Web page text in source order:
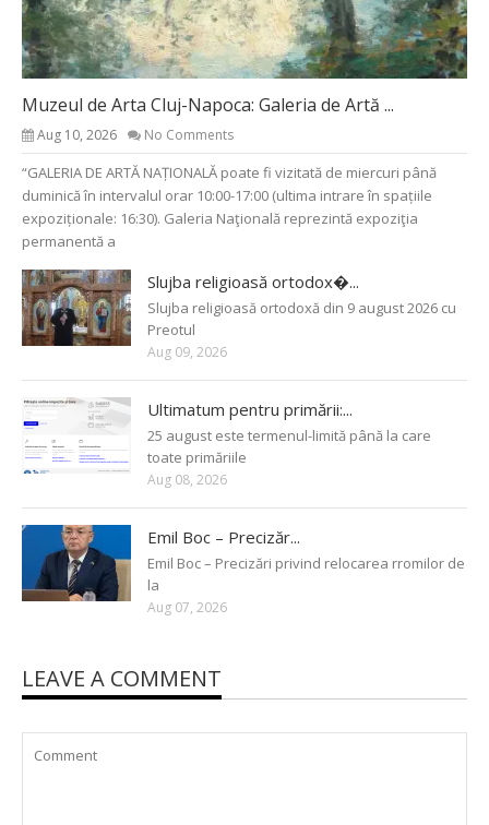
Muzeul de Arta Cluj-Napoca: Galeria de Artă ...
Aug 10, 2026 No Comments
“GALERIA DE ARTĂ NAȚIONALĂ poate fi vizitată de miercuri până
duminică în intervalul orar 10:00-17:00 (ultima intrare în spațiile
expoziționale: 16:30). Galeria Naţională reprezintă expoziţia
permanentă a
Slujba religioasă ortodox�...
Slujba religioasă ortodoxă din 9 august 2026 cu
Preotul
Aug 09, 2026
Ultimatum pentru primării:...
25 august este termenul-limită până la care
toate primăriile
Aug 08, 2026
Emil Boc – Precizăr...
Emil Boc – Precizări privind relocarea rromilor de
la
Aug 07, 2026
LEAVE A COMMENT